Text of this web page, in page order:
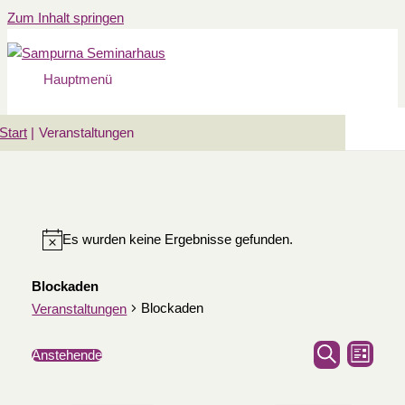
Zum Inhalt springen
Hauptmenü
Start Veranstaltungen
Es wurden keine Ergebnisse gefunden.
Blockaden
Veranstaltungen
Blockaden
Suche
Liste
Anstehende